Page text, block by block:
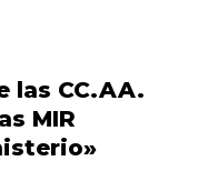
las CC.AA.
MIR